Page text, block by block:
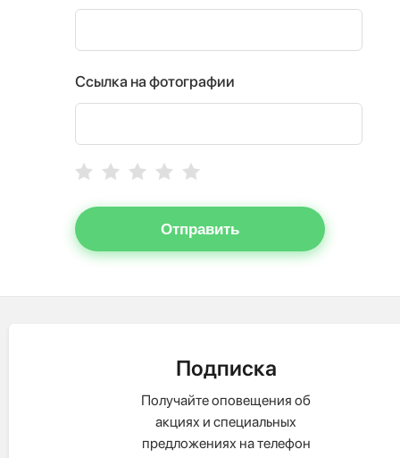
Ссылка на фотографии
Отправить
Подписка
Получайте оповещения об
акциях и специальных
предложениях на телефон